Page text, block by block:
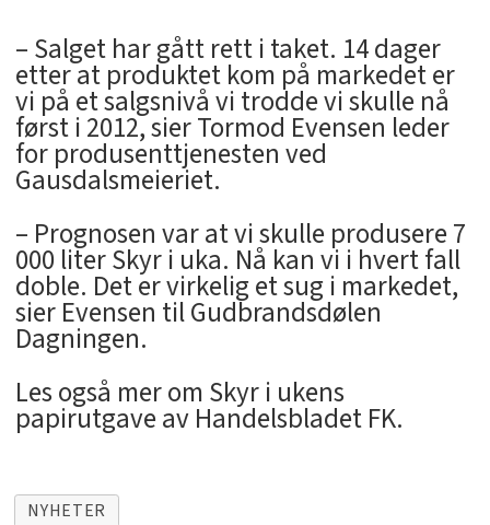
– Salget har gått rett i taket. 14 dager
etter at produktet kom på markedet er
vi på et salgsnivå vi trodde vi skulle nå
først i 2012, sier Tormod Evensen leder
for produsenttjenesten ved
Gausdalsmeieriet.
– Prognosen var at vi skulle produsere 7
000 liter Skyr i uka. Nå kan vi i hvert fall
doble. Det er virkelig et sug i markedet,
sier Evensen til Gudbrandsdølen
Dagningen.
Les også mer om Skyr i ukens
papirutgave av Handelsbladet FK.
NYHETER